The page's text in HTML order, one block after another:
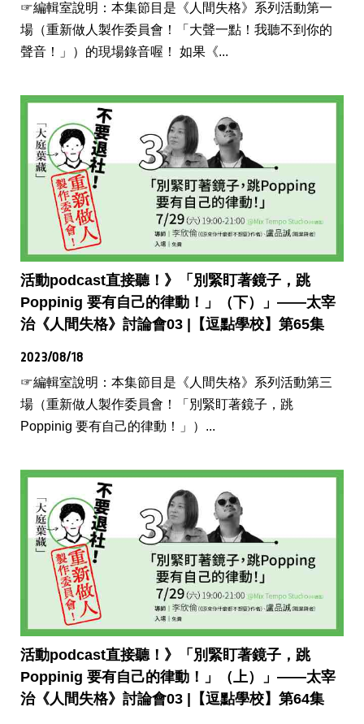
☞編輯室說明：本集節目是《人間失格》系列活動第一
場（重新做人製作委員會！「大聲一點！我聽不到你的
聲音！」）的現場錄音喔！ 如果《...
活動podcast直接聽！》「別緊盯著鏡子，跳
Poppinig 要有自己的律動！」（下）」——太宰
治《人間失格》討論會03 |【逗點學校】第65集
2023/08/18
☞編輯室說明：本集節目是《人間失格》系列活動第三
場（重新做人製作委員會！「別緊盯著鏡子，跳
Poppinig 要有自己的律動！」）...
活動podcast直接聽！》「別緊盯著鏡子，跳
Poppinig 要有自己的律動！」（上）」——太宰
治《人間失格》討論會03 |【逗點學校】第64集